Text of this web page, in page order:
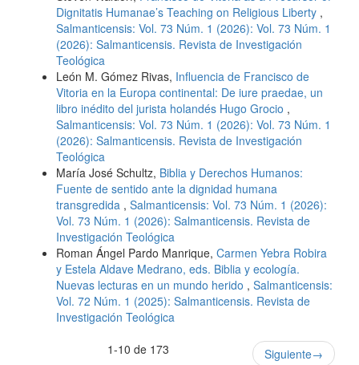
Dignitatis Humanae’s Teaching on Religious Liberty ,
Salmanticensis: Vol. 73 Núm. 1 (2026): Vol. 73 Núm. 1
(2026): Salmanticensis. Revista de Investigación
Teológica
León M. Gómez Rivas, Influencia de Francisco de
Vitoria en la Europa continental: De iure praedae, un
libro inédito del jurista holandés Hugo Grocio ,
Salmanticensis: Vol. 73 Núm. 1 (2026): Vol. 73 Núm. 1
(2026): Salmanticensis. Revista de Investigación
Teológica
María José Schultz, Biblia y Derechos Humanos:
Fuente de sentido ante la dignidad humana
transgredida , Salmanticensis: Vol. 73 Núm. 1 (2026):
Vol. 73 Núm. 1 (2026): Salmanticensis. Revista de
Investigación Teológica
Roman Ángel Pardo Manrique, Carmen Yebra Robira
y Estela Aldave Medrano, eds. Biblia y ecología.
Nuevas lecturas en un mundo herido , Salmanticensis:
Vol. 72 Núm. 1 (2025): Salmanticensis. Revista de
Investigación Teológica
1-10 de 173
Siguiente→